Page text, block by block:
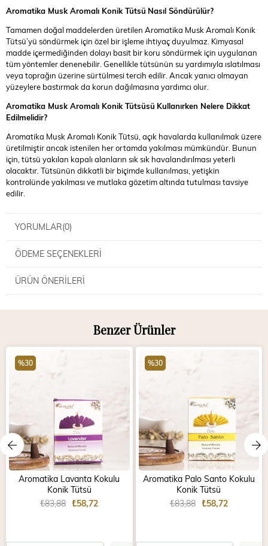
Aromatika Musk Aromalı Konik Tütsü Nasıl Söndürülür?
Tamamen doğal maddelerden üretilen Aromatika Musk Aromalı Konik
Tütsü’yü söndürmek için özel bir işleme ihtiyaç duyulmaz. Kimyasal
madde içermediğinden dolayı basit bir koru söndürmek için uygulanan
tüm yöntemler denenebilir. Genellikle tütsünün su yardımıyla ıslatılması
veya toprağın üzerine sürtülmesi tercih edilir. Ancak yanıcı olmayan
yüzeylere bastırmak da korun dağılmasına yardımcı olur.
Aromatika Musk Aromalı Konik Tütsüsü Kullanırken Nelere Dikkat
Edilmelidir?
Aromatika Musk Aromalı Konik Tütsü, açık havalarda kullanılmak üzere
üretilmiştir ancak istenilen her ortamda yakılması mümkündür. Bunun
için, tütsü yakılan kapalı alanların sık sık havalandırılması yeterli
olacaktır. Tütsünün dikkatli bir biçimde kullanılması, yetişkin
kontrolünde yakılması ve mutlaka gözetim altında tutulması tavsiye
edilir.
YORUMLAR(0)
ÖDEME SEÇENEKLERI
ÜRÜN ÖNERILERI
Benzer Ürünler
Aromatika Lavanta Kokulu
Konik Tütsü
₺58,72
₺83,88
%30
Aromatika Palo Santo Kokulu
Konik Tütsü
₺58,72
₺83,88
%30